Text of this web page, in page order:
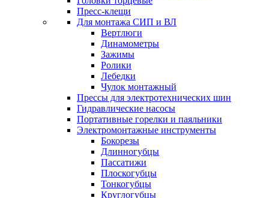
Пресс-клещи
Для монтажа СИП и ВЛ
Вертлюги
Динамометры
Зажимы
Ролики
Лебедки
Чулок монтажный
Прессы для электротехнических шин
Гидравлические насосы
Портативные горелки и паяльники
Электромонтажные инструменты
Бокорезы
Длинногубцы
Пассатижи
Плоскогубцы
Тонкогубцы
Круглогубцы